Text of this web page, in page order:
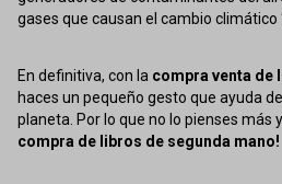
gases que causan el cambio climático
En definitiva, con la compra venta de
haces un pequeño gesto que ayuda
planeta. Por lo que no lo pienses más
compra de libros de segunda mano!